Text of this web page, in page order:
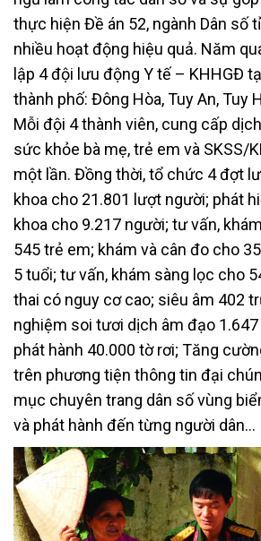
thực hiện Đề án 52, ngành Dân số
nhiều hoạt động hiệu quả. Năm
lập 4 đội lưu động Y tế – KHHGĐ
thành phố: Đông Hòa, Tuy An, Tuy
Mỗi đội 4 thành viên, cung cấp
sức khỏe bà mẹ, trẻ em và SKSS/
một lần. Đồng thời, tổ chức 4 đợt
khoa cho 21.801 lượt người; phát
khoa cho 9.217 người; tư vấn,
545 trẻ em; khám và cân đo cho
5 tuổi; tư vấn, khám sàng lọc cho
thai có nguy cơ cao; siêu âm 402
nghiệm soi tươi dịch âm đạo
phát hành 40.000 tờ rơi; Tăng
trên phương tiện thông tin đại
mục chuyên trang dân số vùng
và phát hành đến từng người dân…